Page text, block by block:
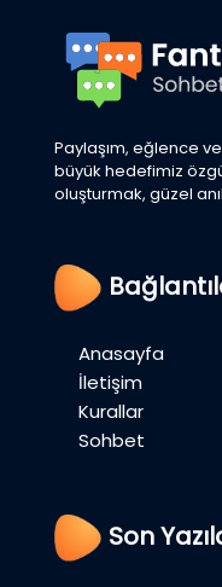
Paylaşım, eğlence
büyük hedefimiz
oluşturmak, güzel
Anasayfa
İletişim
Kurallar
Sohbet
Son